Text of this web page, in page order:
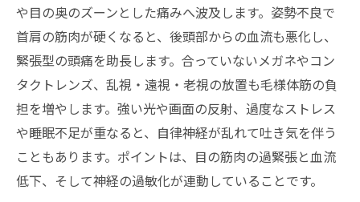
すぐ始める予防法
目元を温めて首の付け根までリラックス！
簡単セルフケア術
20−20−20ルールと姿勢リセットで眼精疲労
の再発を撃退！
市販薬と目薬を正しく使い分け！眼精疲労によ
る頭痛と疲労をWでケア
どの痛み止めがいつ効く？シーン別で選ぶ
や目の奥のズーンとした痛みへ波及します。姿勢不良で
首肩の筋肉が硬くなると、後頭部からの血流も悪化し、
緊張型の頭痛を助長します。合っていないメガネやコン
タクトレンズ、乱視・遠視・老視の放置も毛様体筋の負
担を増やします。強い光や画面の反射、過度なストレス
や睡眠不足が重なると、自律神経が乱れて吐き気を伴う
こともあります。ポイントは、目の筋肉の過緊張と血流
低下、そして神経の過敏化が連動していることです。